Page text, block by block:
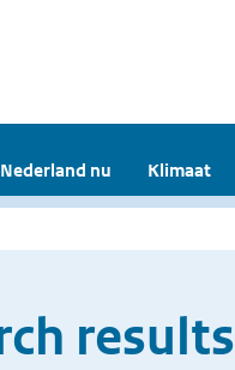
Nederland nu Klimaat
results